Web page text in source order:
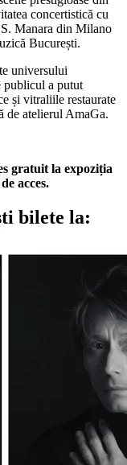
concertistică cu
Manara din Milano
București.
universului
publicul a putut
și vitraliile restaurate
de atelierul AmaGa.
gratuit la expoziția
acces.
bilete la: